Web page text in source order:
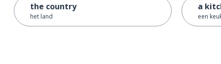
the country
het land
a
een